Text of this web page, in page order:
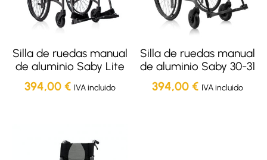
Silla de ruedas manual
de aluminio Saby Lite
394,00 € IVA incluido
Silla de ruedas manual
de aluminio Saby 30-31
394,00 € IVA incluido